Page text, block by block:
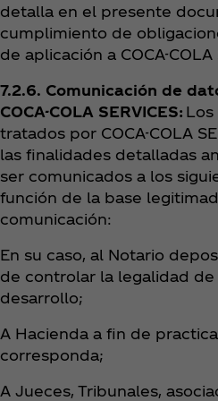
detalla en el presente
cumplimiento de
de aplicación a COCA-COLA
7.2.6. Comunicación de
COCA-COLA SERVICES: Los
tratados por COCA-COLA
las finalidades detalladas
ser comunicados a los
función de la base
comunicación:
En su caso, al Notario
de controlar la legalidad
desarrollo;
A Hacienda a fin de
corresponda;
A Jueces, Tribunales,